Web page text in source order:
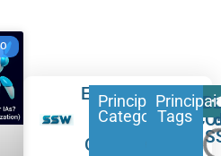
Especialistas
em
SEO,
GEO, e
FALE
CONOSCO!
Principais
CategoriasTags